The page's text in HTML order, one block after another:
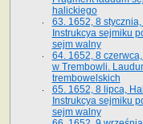
halickiego
63. 1652, 8
Instrukcya sejmiku
sejm walny
64. 1652, 8
w Trembowli.
trembowelskich
65. 1652, 8 lipca,
Instrukcya sejmiku
sejm walny